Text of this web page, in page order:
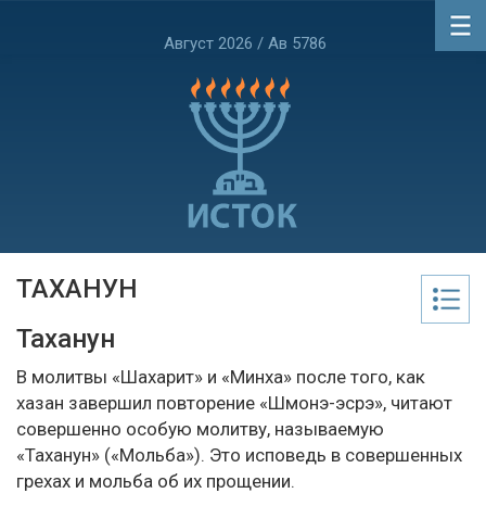
Август 2026 / Ав 5786
ТАХАНУН
Таханун
В молитвы «Шахарит» и «Минха» после того, как
хазан завершил повторение «Шмонэ-эсрэ», читают
совершенно особую молитву, называемую
«Таханун» («Мольба»). Это исповедь в совершенных
грехах и мольба об их прощении.